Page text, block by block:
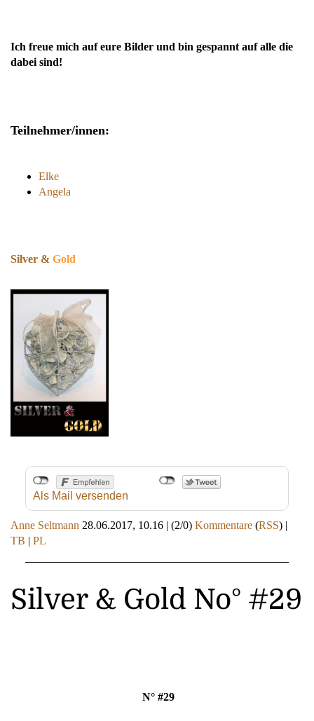
Ich freue mich auf eure Bilder und bin gespannt auf alle die
dabei sind!
Teilnehmer/innen:
Elke
Angela
Silver & Gold
Als Mail versenden
Anne Seltmann 28.06.2017, 10.16 | (2/0) Kommentare (RSS) |
TB | PL
Silver & Gold No° #29
N° #29